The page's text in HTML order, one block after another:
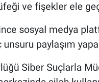
ve fişekler ele
sosyal medya
paylaşım
Siber Suçlarla